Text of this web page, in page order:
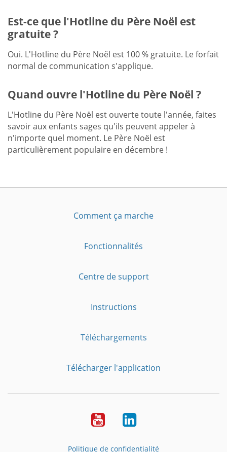
Est-ce que l'Hotline du Père Noël est
gratuite ?
Oui. L'Hotline du Père Noël est 100 % gratuite. Le forfait
normal de communication s'applique.
Quand ouvre l'Hotline du Père Noël ?
L'Hotline du Père Noël est ouverte toute l'année, faites
savoir aux enfants sages qu'ils peuvent appeler à
n'importe quel moment. Le Père Noël est
particulièrement populaire en décembre !
Comment ça marche
Fonctionnalités
Centre de support
Instructions
Téléchargements
Télécharger l'application
YouTubeLinkedIn
Politique de confidentialité